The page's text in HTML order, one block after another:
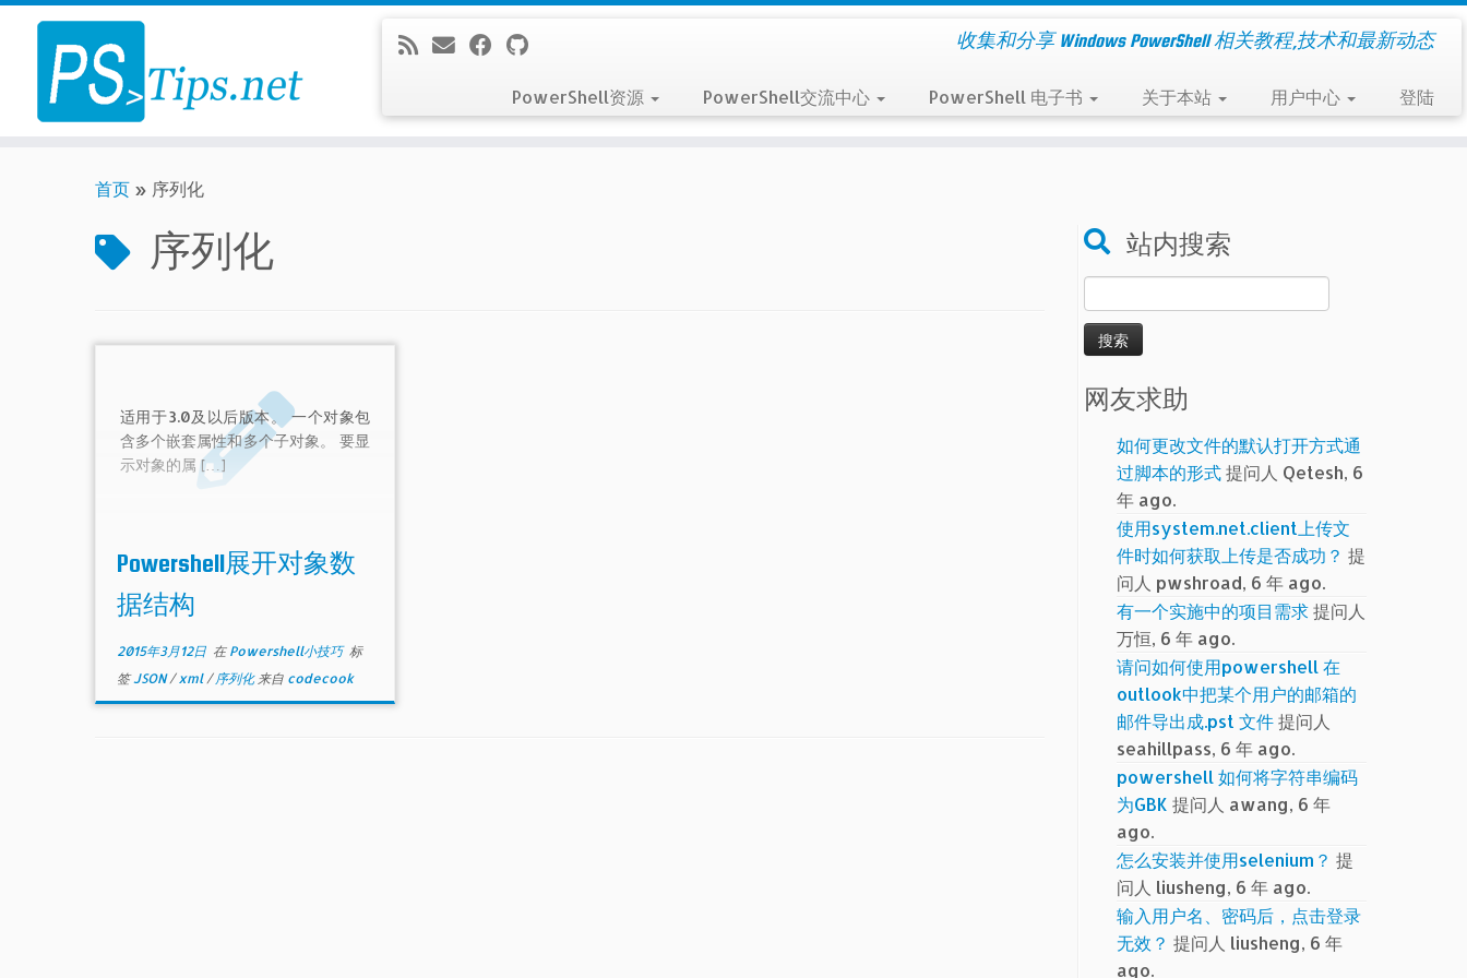
Skip
content
收集和分享 Windows PowerShell 相关教程,技术和最新动态
PowerShell资源 PowerShell交流中心 PowerShell 电子书 关于本站 用户中心 登陆
首页 » 序列化
序列化
适用于3.0及以后版本。 一个对象包
含多个嵌套属性和多个子对象。 要显
示对象的属 […]
Powershell展开对象数
据结构
2015年3月12日 在 Powershell小技巧 标
签JSON/xml/序列化 来自 codecook
站内搜索
索：
网友求助
如何更改文件的默认打开方式通
过脚本的形式提问人 Qetesh, 6
年 ago.
使用system.net.client上传文
件时如何获取上传是否成功？ 提
问人 pwshroad, 6 年 ago.
有一个实施中的项目需求提问人
万恒, 6 年 ago.
请问如何使用powershell 在
outlook中把某个用户的邮箱的
邮件导出成.pst 文件提问人
seahillpass, 6 年 ago.
powershell 如何将字符串编码
为GBK 提问人 awang, 6 年
ago.
怎么安装并使用selenium？ 提
问人 liusheng, 6 年 ago.
输入用户名、密码后，点击登录
无效？ 提问人 liusheng, 6 年
ago.